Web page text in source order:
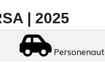
| 2025